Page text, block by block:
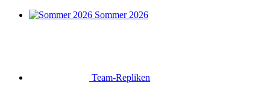
Sommer 2026
Team-Repliken